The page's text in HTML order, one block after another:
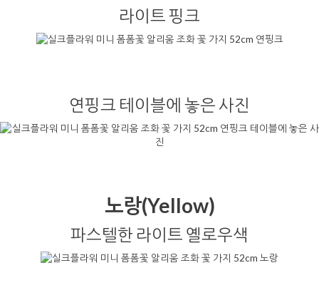
라이트 핑크
연핑크 테이블에 놓은 사진
노랑(Yellow)
파스텔한 라이트 옐로우색